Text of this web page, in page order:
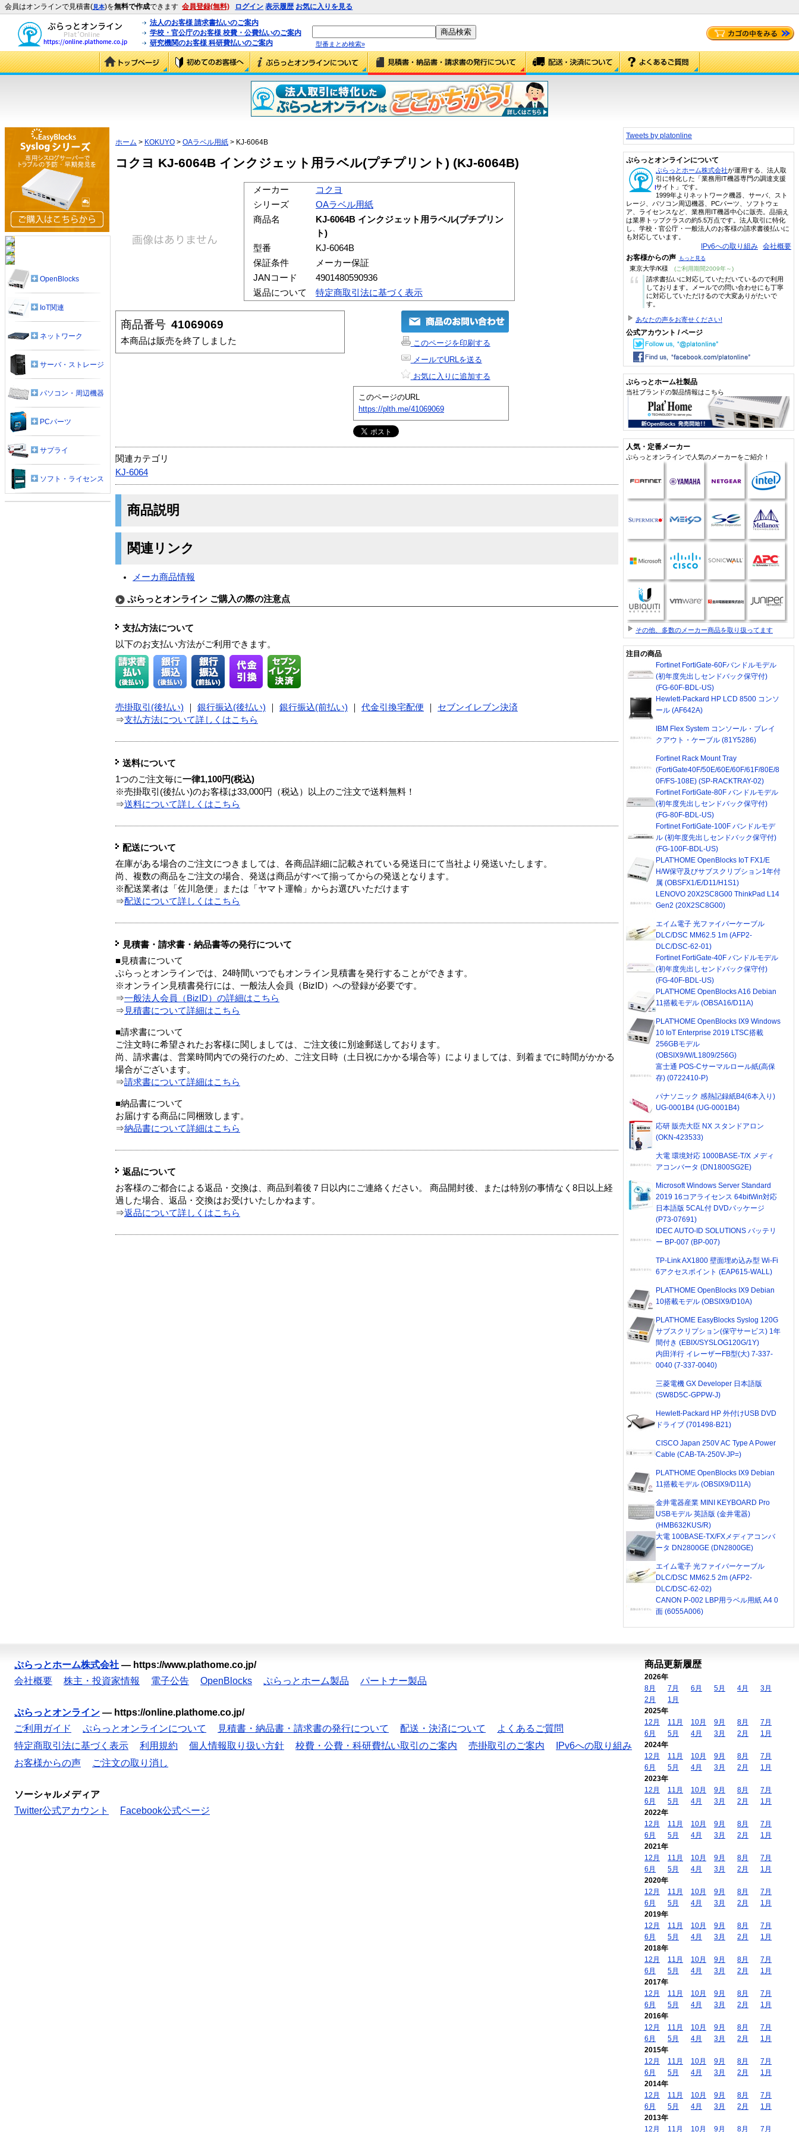
会員はオンラインで見積書(見本)を無料で作成できます 会員登録(無料) ログイン 表示履歴 お気に入りを見る
法人のお客様 請求書払いのご案内
学校・官公庁のお客様 校費・公費払いのご案内
研究機関のお客様 科研費払いのご案内
型番まとめ検索»
ホーム > KOKUYO > OAラベル用紙 > KJ-6064B
コクヨ KJ-6064B インクジェット用ラベル(プチプリント) (KJ-6064B)
メーカー
コクヨ
シリーズ
OAラベル用紙
商品名
KJ-6064B インクジェット用ラベル(プチプリン
ト)
型番
KJ-6064B
保証条件
メーカー保証
JANコード
4901480590936
返品について
特定商取引法に基づく表示
商品番号 41069069
本商品は販売を終了しました
このページを印刷する
メールでURLを送る
お気に入りに追加する
このページのURL
https://plth.me/41069069
関連カテゴリ
KJ-6064
商品説明
関連リンク
メーカ商品情報
ぷらっとオンライン ご購入の際の注意点
支払方法について
以下のお支払い方法がご利用できます。
売掛取引(後払い) 銀行振込(後払い) 銀行振込(前払い) 代金引換宅配便
セブンイレブン決済
⇒支払方法について詳しくはこちら
送料について
1つのご注文毎に一律1,100円(税込)
※売掛取引(後払い)のお客様は33,000円（税込）以上のご注文で送料無料！
⇒送料について詳しくはこちら
配送について
在庫がある場合のご注文につきましては、各商品詳細に記載されている発送日にて当社より発送いたします。
尚、複数の商品をご注文の場合、発送は商品がすべて揃ってからの発送となります。
※配送業者は「佐川急便」または「ヤマト運輸」からお選びいただけます
⇒配送について詳しくはこちら
見積書・請求書・納品書等の発行について
■見積書について
ぷらっとオンラインでは、24時間いつでもオンライン見積書を発行することができます。
※オンライン見積書発行には、一般法人会員（BizID）への登録が必要です。
⇒一般法人会員（BizID）の詳細はこちら
⇒ 見積書について詳細はこちら
■請求書について
ご注文時に希望されたお客様に関しましては、ご注文後に別途郵送しております。
尚、請求書は、営業時間内での発行のため、ご注文日時（土日祝にかかる場合等）によりましては、到着までに時間がかかる
場合がございます。
⇒請求書について詳細はこちら
■納品書について
お届けする商品に同梱致します。
⇒納品書について詳細はこちら
返品について
お客様のご都合による返品・交換は、商品到着後７日以内にご連絡ください。 商品開封後、または特別の事情なく8日以上経
過した場合、返品・交換はお受けいたしかねます。
⇒返品について詳しくはこちら
OpenBlocks
IoT関連
ネットワーク
サーバ・ストレージ
パソコン・周辺機器
PCパーツ
サプライ
ソフト・ライセンス
Tweets by platonline
ぷらっとオンラインについて
ぷらっとホーム株式会社が運用する、法人取
引に特化した「業務用IT機器専門の調達支援
サイト」です。
1999年よりネットワーク機器、サーバ、スト
レージ、パソコン周辺機器、PCパーツ、ソフトウェ
ア、ライセンスなど、業務用IT機器中心に販売。品揃え
は業界トップクラスの約5.5万点です。法人取引に特化
し、学校・官公庁・一般法人のお客様の請求書後払いに
も対応しています。
IPv6への取り組み 会社概要
お客様からの声 もっと見る
東京大学/K様 (ご利用期間2009年～)
“
請求書払いに対応していただいているので利用
しております。メールでの問い合わせにも丁寧
に対応していただけるので大変ありがたいで
す。
あなたの声をお寄せください!
公式アカウント / ページ
ぷらっとホーム社製品
当社ブランドの製品情報はこちら
人気・定番メーカー
ぷらっとオンラインで人気のメーカーをご紹介！
その他、多数のメーカー商品を取り扱ってます
注目の商品
Fortinet FortiGate-60Fバンドルモデル
(初年度先出しセンドバック保守付)
(FG-60F-BDL-US)
Hewlett-Packard HP LCD 8500 コンソ
ール (AF642A)
IBM Flex System コンソール・ブレイ
クアウト・ケーブル (81Y5286)
Fortinet Rack Mount Tray
(FortiGate40F/50E/60E/60F/61F/80E/8
0F/FS-108E) (SP-RACKTRAY-02)
Fortinet FortiGate-80F バンドルモデル
(初年度先出しセンドバック保守付)
(FG-80F-BDL-US)
Fortinet FortiGate-100F バンドルモデ
ル (初年度先出しセンドバック保守付)
(FG-100F-BDL-US)
PLAT'HOME OpenBlocks IoT FX1/E
H/W保守及びサブスクリプション1年付
属 (OBSFX1/E/D11/H1S1)
LENOVO 20X2SC8G00 ThinkPad L14
Gen2 (20X2SC8G00)
エイム電子 光ファイバーケーブル
DLC/DSC MM62.5 1m (AFP2-
DLC/DSC-62-01)
Fortinet FortiGate-40F バンドルモデル
(初年度先出しセンドバック保守付)
(FG-40F-BDL-US)
PLAT'HOME OpenBlocks A16 Debian
11搭載モデル (OBSA16/D11A)
PLAT'HOME OpenBlocks IX9 Windows
10 IoT Enterprise 2019 LTSC搭載
256GBモデル
(OBSIX9/W/L1809/256G)
富士通 POS-Cサーマルロール紙(高保
存) (0722410-P)
パナソニック 感熱記録紙B4(6本入り)
UG-0001B4 (UG-0001B4)
応研 販売大臣 NX スタンドアロン
(OKN-423533)
大電 環境対応 1000BASE-T/X メディ
アコンバータ (DN1800SG2E)
Microsoft Windows Server Standard
2019 16コアライセンス 64bitWin対応
日本語版 5CAL付 DVDパッケージ
(P73-07691)
IDEC AUTO-ID SOLUTIONS バッテリ
ー BP-007 (BP-007)
TP-Link AX1800 壁面埋め込み型 Wi-Fi
6アクセスポイント (EAP615-WALL)
PLAT'HOME OpenBlocks IX9 Debian
10搭載モデル (OBSIX9/D10A)
PLAT'HOME EasyBlocks Syslog 120G
サブスクリプション(保守サービス) 1年
間付き (EBIX/SYSLOG120G/1Y)
内田洋行 イレーザーFB型(大) 7-337-
0040 (7-337-0040)
三菱電機 GX Developer 日本語版
(SW8D5C-GPPW-J)
Hewlett-Packard HP 外付けUSB DVD
ドライブ (701498-B21)
CISCO Japan 250V AC Type A Power
Cable (CAB-TA-250V-JP=)
PLAT'HOME OpenBlocks IX9 Debian
11搭載モデル (OBSIX9/D11A)
金井電器産業 MINI KEYBOARD Pro
USBモデル 英語版 (金井電器)
(HMB632KUS/R)
大電 100BASE-TX/FXメディアコンバ
ータ DN2800GE (DN2800GE)
エイム電子 光ファイバーケーブル
DLC/DSC MM62.5 2m (AFP2-
DLC/DSC-62-02)
CANON P-002 LBP用ラベル用紙 A4 0
面 (6055A006)
ぷらっとホーム株式会社 — https://www.plathome.co.jp/
会社概要
株主・投資家情報 電子公告 OpenBlocks ぷらっとホーム製品 パートナー製品
ぷらっとオンライン — https://online.plathome.co.jp/
ご利用ガイド
ぷらっとオンラインについて 見積書・納品書・請求書の発行について 配送・決済について
よくあるご質問
特定商取引法に基づく表示
利用規約 個人情報取り扱い方針 校費・公費・科研費払い取引のご案内 売掛取引のご案内
IPv6への取り組み
お客様からの声
ご注文の取り消し
ソーシャルメディア
Twitter公式アカウント
Facebook公式ページ
商品更新履歴
2026年
8月
7月 6月 5月 4月
3月
2月
1月
2025年
12月
11月 10月 9月 8月
7月
6月
5月 4月 3月 2月
1月
2024年
12月
11月 10月 9月 8月
7月
6月
5月 4月 3月 2月
1月
2023年
12月
11月 10月 9月 8月
7月
6月
5月 4月 3月 2月
1月
2022年
12月
11月 10月 9月 8月
7月
6月
5月 4月 3月 2月
1月
2021年
12月
11月 10月 9月 8月
7月
6月
5月 4月 3月 2月
1月
2020年
12月
11月 10月 9月 8月
7月
6月
5月 4月 3月 2月
1月
2019年
12月
11月 10月 9月 8月
7月
6月
5月 4月 3月 2月
1月
2018年
12月
11月 10月 9月 8月
7月
6月
5月 4月 3月 2月
1月
2017年
12月
11月 10月 9月 8月
7月
6月
5月 4月 3月 2月
1月
2016年
12月
11月 10月 9月 8月
7月
6月
5月 4月 3月 2月
1月
2015年
12月
11月 10月 9月 8月
7月
6月
5月 4月 3月 2月
1月
2014年
12月
11月 10月 9月 8月
7月
6月
5月 4月 3月 2月
1月
2013年
12月
11月 10月 9月 8月 7月